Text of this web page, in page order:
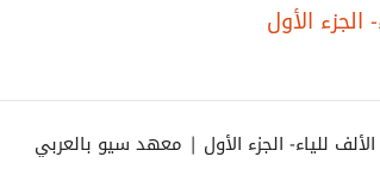
الأول
للياء- الجزء الأول | معهد سيو بالعربي